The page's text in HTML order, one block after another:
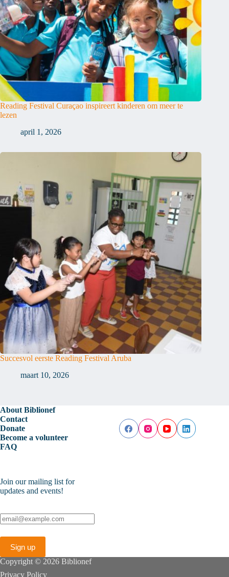
Reading Festival Curaçao inspireert kinderen om meer te
lezen
april 1, 2026
Succesvol eerste Reading Festival Aruba
maart 10, 2026
About Biblionef
Contact
Donate
Become a volunteer
FAQ
Join our mailing list for
updates and events!
Copyright © 2026 Biblionef
Privacy Policy